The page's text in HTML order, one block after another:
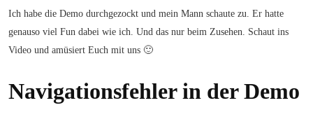
Ich habe die Demo durchgezockt und mein Mann schaute zu. Er hatte
genauso viel Fun dabei wie ich. Und das nur beim Zusehen. Schaut ins
Video und amüsiert Euch mit uns 🙂
Navigationsfehler in der Demo